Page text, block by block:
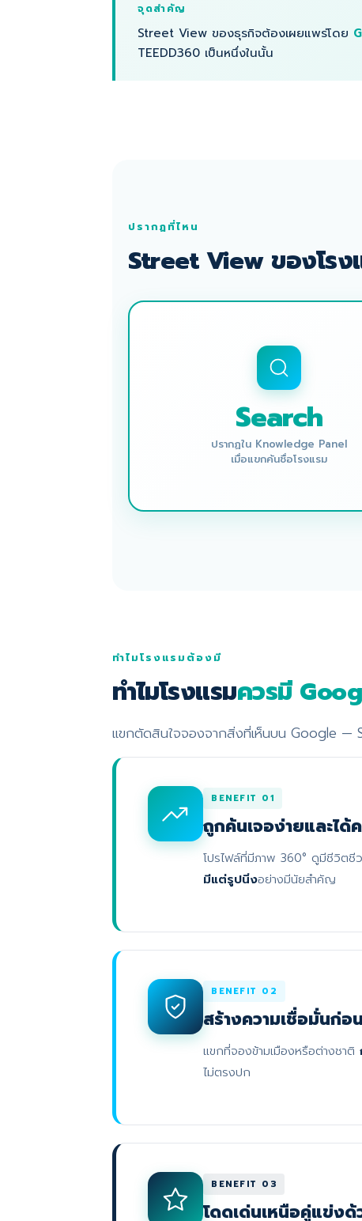
จุดสำคัญ
Street View ของธุรกิจต้องเผยแพร่โดย
TEEDD360 เป็นหนึ่งในนั้น
ปรากฏที่ไหน
Street View ของโรง
Search
ปรากฏใน Knowledge Panel
เมื่อแขกค้นชื่อโรงแรม
ทำไมโรงแรมต้องมี
ทำไมโรงแรมควรมี
แขกตัดสินใจจองจากสิ่งที่เห็นบน Google —
BENEFIT 01
ถูกค้นเจอง่ายและได้
โปรไฟล์ที่มีภาพ 360° ดูมีชีวิตชีว
มีแต่รูปนิ่งอย่างมีนัยสำคัญ
BENEFIT 02
สร้างความเชื่อมั่นก่อ
แขกที่จองข้ามเมืองหรือต่างชาติ
ไม่ตรงปก
BENEFIT 03
โดดเด่นเหนือคู่แข่ง